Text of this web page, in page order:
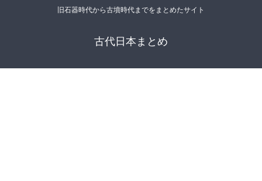
旧石器時代から古墳時代までをまとめたサイト
古代日本まとめ